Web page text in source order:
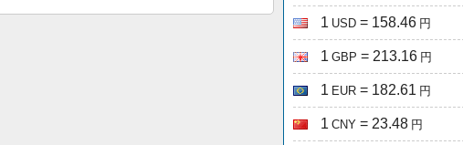
1 USD = 158.46 円
1 GBP = 213.16 円
1 EUR = 182.61 円
1 CNY = 23.48 円